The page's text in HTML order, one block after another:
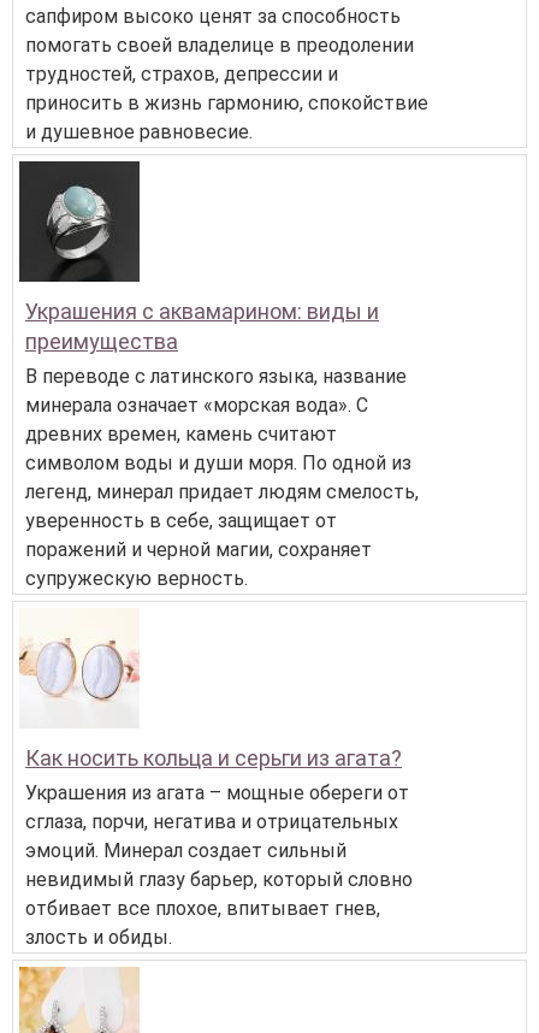
сапфиром высоко ценят за способность
помогать своей владелице в преодолении
трудностей, страхов, депрессии и
приносить в жизнь гармонию, спокойствие
и душевное равновесие.
Украшения с аквамарином: виды и
преимущества
В переводе с латинского языка, название
минерала означает «морская вода». С
древних времен, камень считают
символом воды и души моря. По одной из
легенд, минерал придает людям смелость,
уверенность в себе, защищает от
поражений и черной магии, сохраняет
супружескую верность.
Как носить кольца и серьги из агата?
Украшения из агата – мощные обереги от
сглаза, порчи, негатива и отрицательных
эмоций. Минерал создает сильный
невидимый глазу барьер, который словно
отбивает все плохое, впитывает гнев,
злость и обиды.